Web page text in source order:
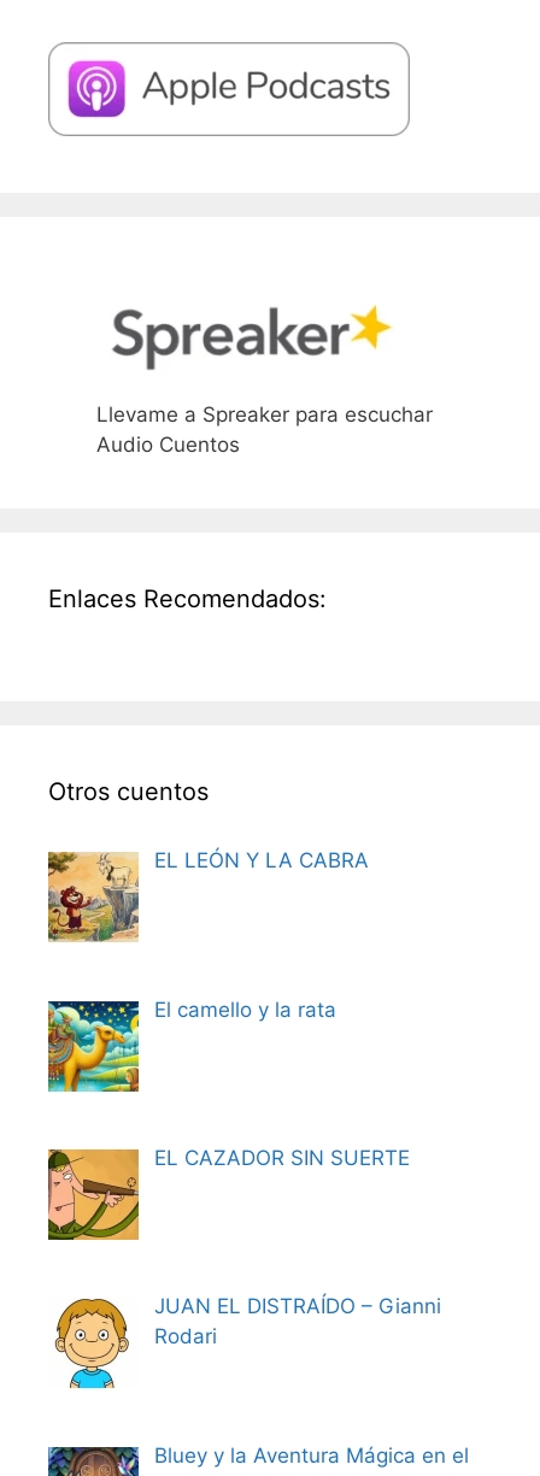
Llevame a Spreaker para escuchar
Audio Cuentos
Enlaces Recomendados:
Otros cuentos
EL LEÓN Y LA CABRA
El camello y la rata
EL CAZADOR SIN SUERTE
JUAN EL DISTRAÍDO – Gianni
Rodari
Bluey y la Aventura Mágica en el